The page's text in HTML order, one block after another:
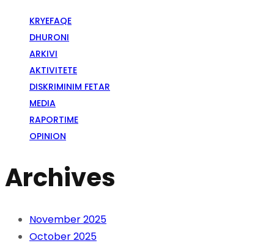
KRYEFAQE
DHURONI
ARKIVI
AKTIVITETE
DISKRIMINIM FETAR
MEDIA
RAPORTIME
OPINION
Archives
November 2025
October 2025